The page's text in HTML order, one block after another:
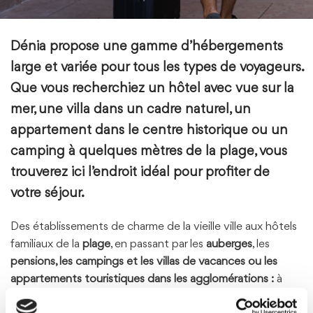
Dénia propose une gamme d’hébergements
large et variée pour tous les types de voyageurs.
Que vous recherchiez un hôtel avec vue sur la
mer, une villa dans un cadre naturel, un
appartement dans le centre historique ou un
camping à quelques mètres de la plage, vous
trouverez ici l’endroit idéal pour profiter de
votre séjour.
Des établissements de charme de la vieille ville aux hôtels
familiaux de la plage, en passant par les auberges, les
pensions, les campings et les villas de vacances ou les
appartements touristiques dans les agglomérations : à
Dénia, chaque façon de voyager a son espace, son rythme